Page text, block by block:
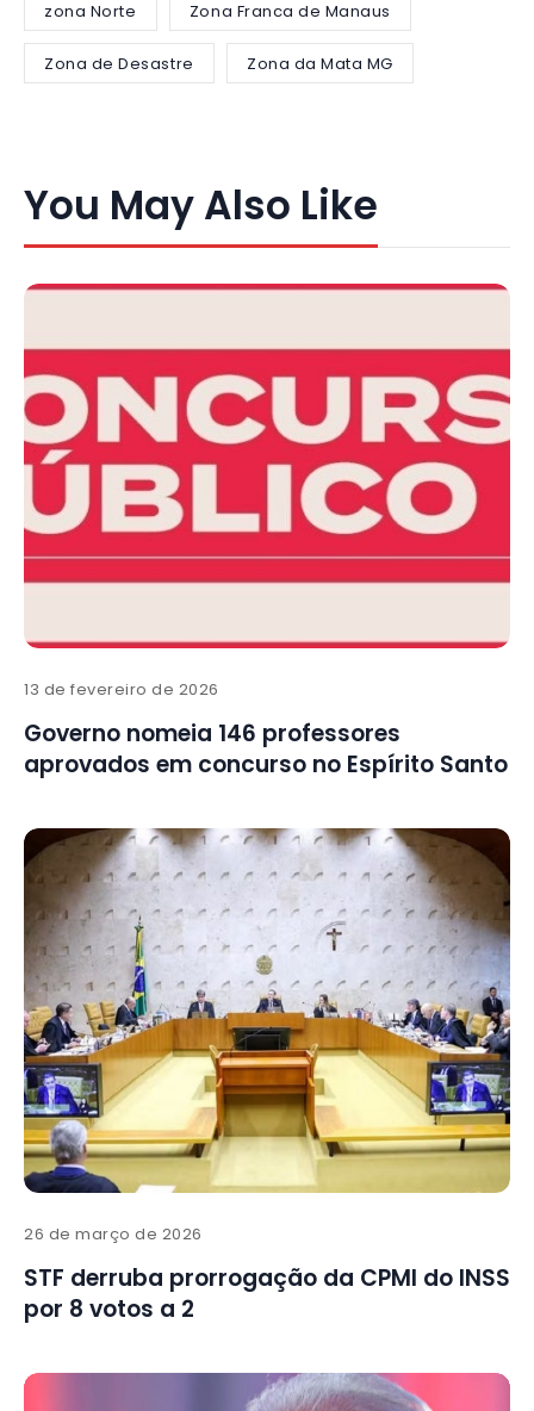
zona Norte Zona Franca de Manaus
Zona de Desastre Zona da Mata MG
You May Also Like
13 de fevereiro de 2026
Governo nomeia 146 professores
aprovados em concurso no Espírito Santo
26 de março de 2026
STF derruba prorrogação da CPMI do INSS
por 8 votos a 2